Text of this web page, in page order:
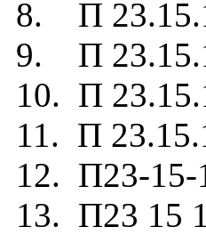
8. П
9. П
10. П
11. П
12. П23-15-
13. П23 15